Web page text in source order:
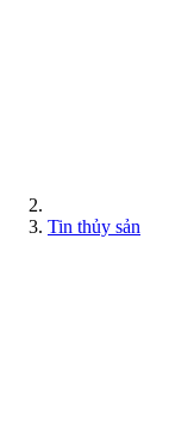
Tin thủy sản